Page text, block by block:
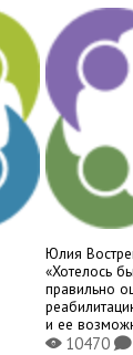
Юлия
«Хотелось
правильно
и ее
X10470 K